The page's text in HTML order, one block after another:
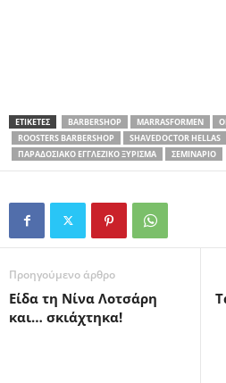
ΕΤΙΚΕΤΕΣ BARBERSHOP MARRASFORMEN
ROOSTERS BARBERSHOP
SHAVEDOCTOR HELLAS
ΠΑΡΑΔΟΣΙΑΚΌ ΕΓΓΛΈΖΙΚΟ ΞΎΡΙΣΜΑ
ΣΕΜΙΝΆΡΙΟ
Προηγούμενο άρθρο
Είδα τη Νίνα Λοτσάρη
και… σκιάχτηκα!